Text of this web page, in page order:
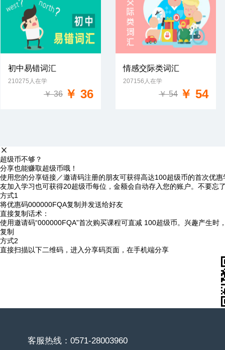
免费试学
初中易错词汇
210275人在学
￥ 36 ￥ 36
免费试学
情感交际类词汇
207156人在学
￥ 54 ￥ 54
超级币不够？
分享也能赚取超级币哦！
使用您的分享链接／邀请码注册的朋友可获得高达100超级币的首次优
友加入学习也可获得20超级币每位，金额会自动存入您的账户。不要忘
方式1
将优惠码000000FQA复制并发送给好友
直接复制话术：
使用邀请码“000000FQA”首次购买课程可直减 100超级币。兴趣产生时
复制
方式2
直接扫描以下二维码，进入分享码页面，在手机端分享
客服热线：0571-28003960